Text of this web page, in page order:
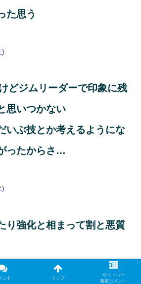
た思う
)
どジムリーダーで印象に残
思いつかない
いぶ技とか考えるようにな
ったからさ…
)
り強化と相まって割と悪質
ント トップ
サイドバー
新着コメント